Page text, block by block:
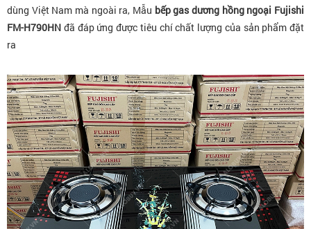
dùng Việt Nam mà ngoài ra, Mẫu bếp gas dương hồng ngoại Fujishi
FM-H790HN đã đáp ứng được tiêu chí chất lượng của sản phẩm đặt
ra